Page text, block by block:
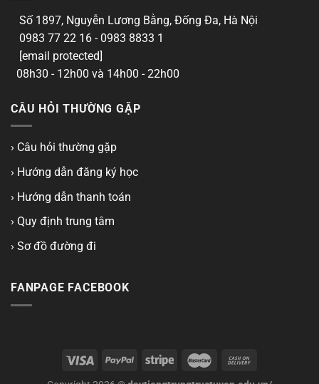
Số 1897, Nguyễn Lương Bằng, Đống Đa, Hà Nội
0983 77 22 16 - 0983 8833 1
[email protected]
08h30 - 12h00 và 14h00 - 22h00
CÂU HỎI THƯỜNG GẶP
› Câu hỏi thường gặp
› Hướng dẫn đăng ký học
› Hướng dẫn thanh toán
› Quy định trung tâm
› Sơ đồ đường đi
FANPAGE FACEBOOK